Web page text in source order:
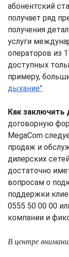
абонентский
получает ряд
получения
услуги
операторов из
доступных
примеру,
дыхание".
Как заключить
договорную
MegaCom
продаж и
дилерских
достаточно
вопросам о
поддержки
0555 50 00 00
компании и
В центре